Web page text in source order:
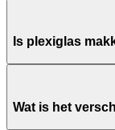
Is plexiglas
Wat is het